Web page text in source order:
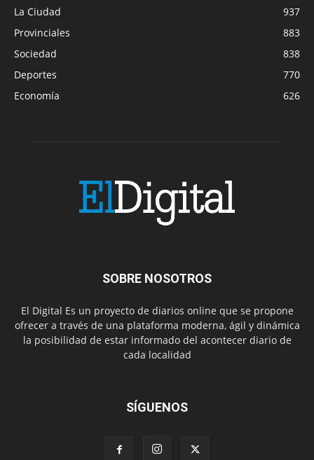
La Ciudad
937
Provinciales
883
Sociedad
838
Deportes
770
Economía
626
SOBRE NOSOTROS
El Digital Es un proyecto de diarios online que se propone
ofrecer a través de una plataforma moderna, ágil y dinámica
la posibilidad de estar informado del acontecer diario de
cada localidad
SÍGUENOS